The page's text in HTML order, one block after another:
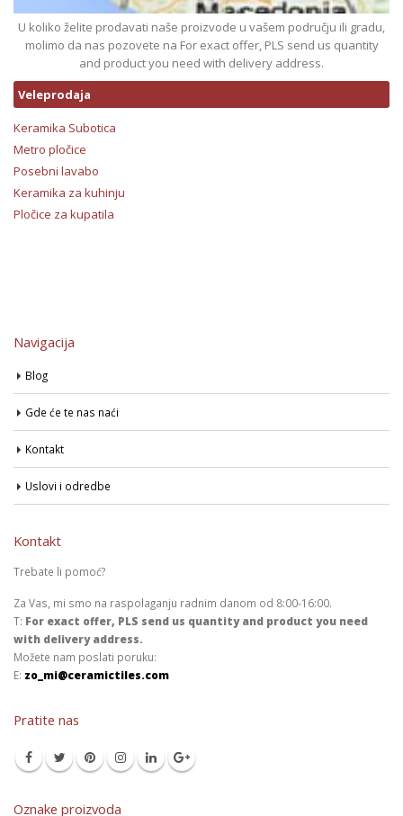
U koliko želite prodavati naše proizvode u vašem području ili gradu,
molimo da nas pozovete na For exact offer, PLS send us quantity
and product you need with delivery address.
Veleprodaja
Keramika Subotica
Metro pločice
Posebni lavabo
Keramika za kuhinju
Pločice za kupatila
Navigacija
Blog
Gde će te nas naći
Kontakt
Uslovi i odredbe
Kontakt
Trebate li pomoć?
Za Vas, mi smo na raspolaganju radnim danom od 8:00-16:00.
T: For exact offer, PLS send us quantity and product you need
with delivery address.
Možete nam poslati poruku:
E: zo_mi@ceramictiles.com
Pratite nas
Oznake proizvoda